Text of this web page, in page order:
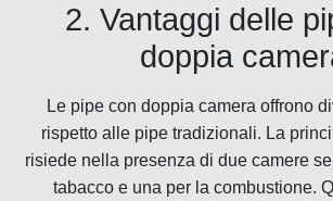
2. Vantaggi delle
doppia
Le pipe con doppia camera offrono
rispetto alle pipe tradizionali. La
risiede nella presenza di due camere
tabacco e una per la combustione.